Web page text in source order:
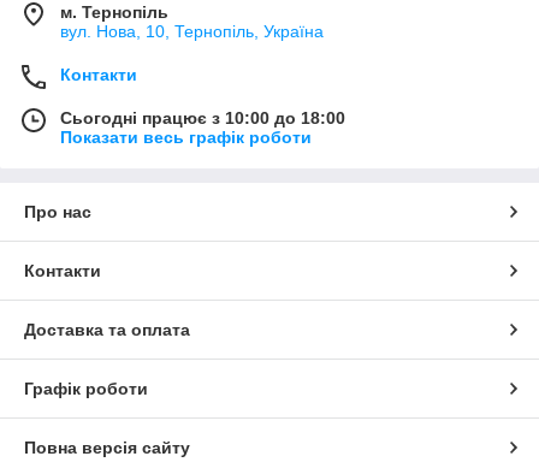
м. Тернопіль
вул. Нова, 10, Тернопіль, Україна
Контакти
Сьогодні працює з 10:00 до 18:00
Показати весь графік роботи
Про нас
Контакти
Доставка та оплата
Графік роботи
Повна версія сайту